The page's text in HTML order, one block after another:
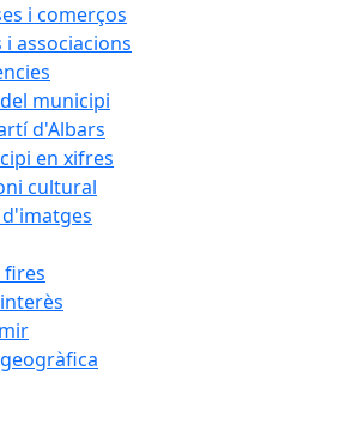
i comerços
i associacions
municipi
d'Albars
en xifres
cultural
fires